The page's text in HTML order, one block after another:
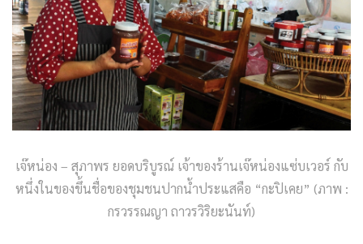
เจ๊หน่อง – สุภาพร ยอดบริบูรณ์ เจ้าของร้านเจ๊หน่องแซ่บเวอร์ กับ
หนึ่งในของขึ้นชื่อของชุมชนปากน้ำประแสคือ “กะปิเคย” (ภาพ :
กรวรรณญา ถาวรวิริยะนันท์)